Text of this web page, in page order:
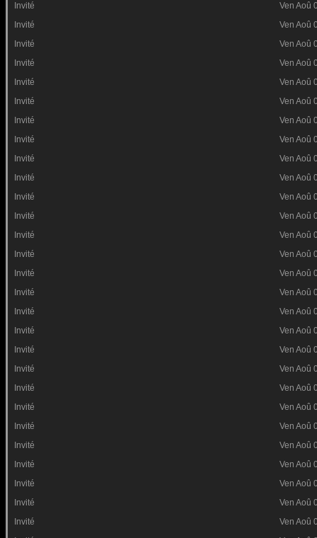
Invité
Ven Aoû
Invité
Ven Aoû
Invité
Ven Aoû
Invité
Ven Aoû
Invité
Ven Aoû
Invité
Ven Aoû
Invité
Ven Aoû
Invité
Ven Aoû
Invité
Ven Aoû
Invité
Ven Aoû
Invité
Ven Aoû
Invité
Ven Aoû
Invité
Ven Aoû
Invité
Ven Aoû
Invité
Ven Aoû
Invité
Ven Aoû
Invité
Ven Aoû
Invité
Ven Aoû
Invité
Ven Aoû
Invité
Ven Aoû
Invité
Ven Aoû
Invité
Ven Aoû
Invité
Ven Aoû
Invité
Ven Aoû
Invité
Ven Aoû
Invité
Ven Aoû
Invité
Ven Aoû
Invité
Ven Aoû